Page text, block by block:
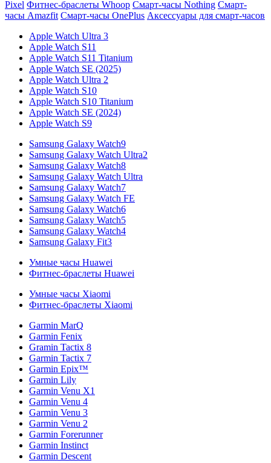
Pixel Фитнес-браслеты Whoop Смарт-часы Nothing Смарт-
часы Amazfit Смарт-часы OnePlus Аксессуары для смарт-часов
Apple Watch Ultra 3
Apple Watch S11
Apple Watch S11 Titanium
Apple Watch SE (2025)
Apple Watch Ultra 2
Apple Watch S10
Apple Watch S10 Titanium
Apple Watch SE (2024)
Apple Watch S9
Samsung Galaxy Watch9
Samsung Galaxy Watch Ultra2
Samsung Galaxy Watch8
Samsung Galaxy Watch Ultra
Samsung Galaxy Watch7
Samsung Galaxy Watch FE
Samsung Galaxy Watch6
Samsung Galaxy Watch5
Samsung Galaxy Watch4
Samsung Galaxy Fit3
Умные часы Huawei
Фитнес-браслеты Huawei
Умные часы Xiaomi
Фитнес-браслеты Xiaomi
Garmin MarQ
Garmin Fenix
Gramin Tactix 8
Garmin Tactix 7
Garmin Epix™
Garmin Lily
Garmin Venu X1
Garmin Venu 4
Garmin Venu 3
Garmin Venu 2
Garmin Forerunner
Garmin Instinct
Garmin Descent